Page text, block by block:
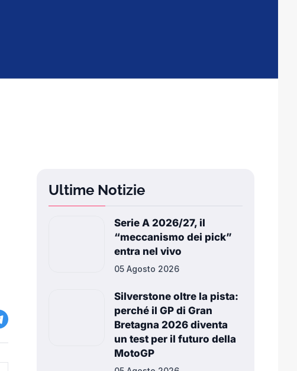
Ultime Notizie
Serie A 2026/27, il
“meccanismo dei pick”
entra nel vivo
05 Agosto 2026
Silverstone oltre la pista:
perché il GP di Gran
Bretagna 2026 diventa
un test per il futuro della
MotoGP